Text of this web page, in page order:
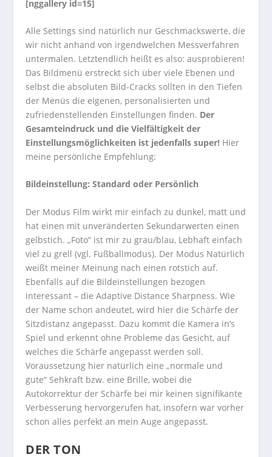
[nggallery id=15]
Alle Settings sind natürlich nur Geschmackswerte, die
wir nicht anhand von irgendwelchen Messverfahren
untermalen. Letztendlich heißt es also: ausprobieren!
Das Bildmenü erstreckt sich über viele Ebenen und
selbst die absoluten Bild-Cracks sollten in den Tiefen
der Menüs die eigenen, personalisierten und
zufriedenstellenden Einstellungen finden. Der
Gesamteindruck und die Vielfältigkeit der
Einstellungsmöglichkeiten ist jedenfalls super! Hier
meine persönliche Empfehlung:
Bildeinstellung: Standard oder Persönlich
Der Modus Film wirkt mir einfach zu dunkel, matt und
hat einen mit unveränderten Sekundarwerten einen
gelbstich. „Foto“ ist mir zu grau/blau, Lebhaft einfach
viel zu grell (vgl. Fußballmodus). Der Modus Natürlich
weißt meiner Meinung nach einen rotstich auf.
Ebenfalls auf die Bildeinstellungen bezogen
interessant – die Adaptive Distance Sharpness. Wie
der Name schon andeutet, wird hier die Schärfe der
Sitzdistanz angepasst. Dazu kommt die Kamera in’s
Spiel und erkennt ohne Probleme das Gesicht, auf
welches die Schärfe angepasst werden soll.
Voraussetzung hier natürlich eine „normale und
gute“ Sehkraft bzw. eine Brille, wobei die
Autokorrektur der Schärfe bei mir keinen signifikante
Verbesserung hervorgerufen hat, insofern war vorher
schon alles perfekt an mein Auge angepasst.
DER TON